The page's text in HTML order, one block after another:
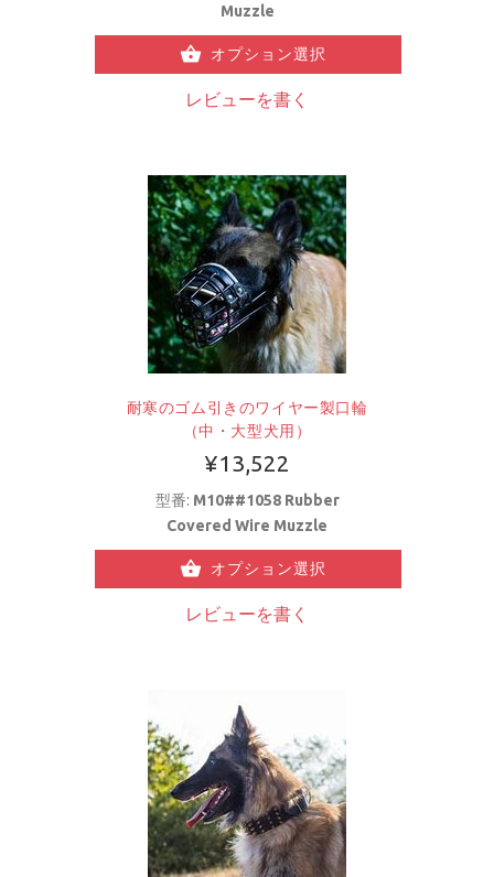
Muzzle
オプション選択
レビューを書く
耐寒のゴム引きのワイヤー製口輪
（中・大型犬用）
¥13,522
型番: M10##1058 Rubber
Covered Wire Muzzle
オプション選択
レビューを書く